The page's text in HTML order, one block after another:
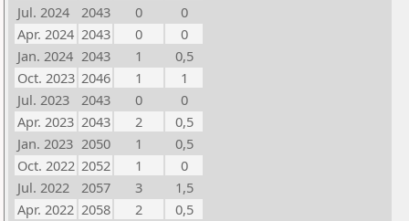
Jul. 2024
2043 0
0
Apr. 2024 2043 0
0
Jan. 2024 2043 1
0,5
Oct. 2023 2046 1
1
Jul. 2023
2043 0
0
Apr. 2023 2043 2
0,5
Jan. 2023 2050 1
0,5
Oct. 2022 2052 1
0
Jul. 2022
2057 3
1,5
Apr. 2022 2058 2
0,5